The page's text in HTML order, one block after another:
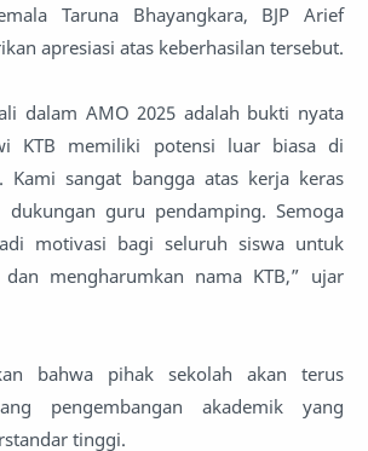
Taruna Bhayangkara, BJP Arief
apresiasi atas keberhasilan tersebut.
dalam AMO 2025 adalah bukti nyata
KTB memiliki potensi luar biasa di
Kami sangat bangga atas kerja keras
dukungan guru pendamping. Semoga
motivasi bagi seluruh siswa untuk
mengharumkan nama KTB,” ujar
bahwa pihak sekolah akan terus
pengembangan akademik yang
tinggi.